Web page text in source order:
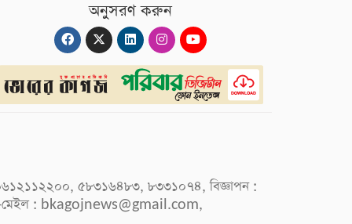
অনুসরণ করুন
৫৮৩১৬৪৮৩, ৮৩৩১০৭৪, বিজ্ঞাপন :
: bkagojnews@gmail.com,